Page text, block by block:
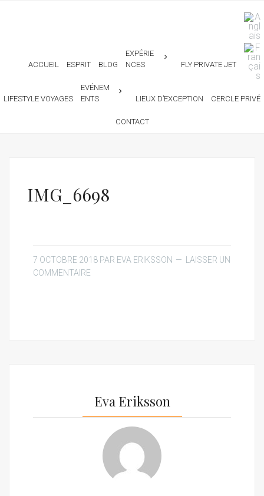
ACCUEIL ESPRIT BLOG
EXPÉRIE
NCES
FLY PRIVATE JET
LIFESTYLE VOYAGES
EVÉNEM
ENTS
LIEUX D’EXCEPTION CERCLE PRIVÉ
CONTACT
IMG_6698
7 OCTOBRE 2018 PAR EVA ERIKSSON
LAISSER UN
COMMENTAIRE
Eva Eriksson